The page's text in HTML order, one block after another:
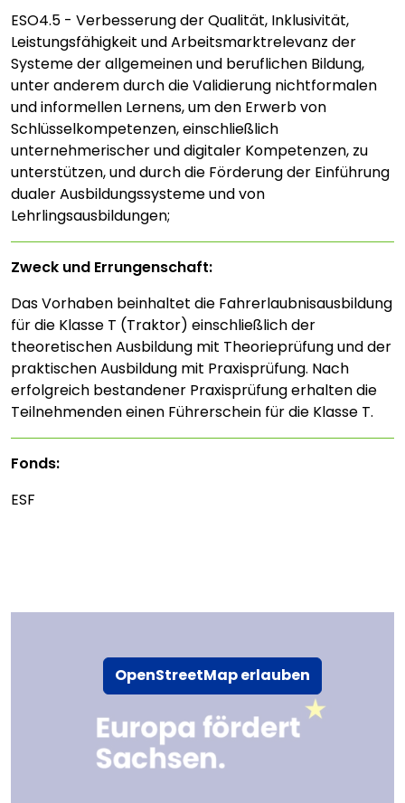
OpenStreetMap erlauben
ESO4.5 - Verbesserung der Qualität, Inklusivität,
Leistungsfähigkeit und Arbeitsmarktrelevanz der
Systeme der allgemeinen und beruflichen Bildung,
unter anderem durch die Validierung nichtformalen
und informellen Lernens, um den Erwerb von
Schlüsselkompetenzen, einschließlich
unternehmerischer und digitaler Kompetenzen, zu
unterstützen, und durch die Förderung der Einführung
dualer Ausbildungssysteme und von
Lehrlingsausbildungen;
Zweck und Errungenschaft:
Das Vorhaben beinhaltet die Fahrerlaubnisausbildung
für die Klasse T (Traktor) einschließlich der
theoretischen Ausbildung mit Theorieprüfung und der
praktischen Ausbildung mit Praxisprüfung. Nach
erfolgreich bestandener Praxisprüfung erhalten die
Teilnehmenden einen Führerschein für die Klasse T.
Fonds:
ESF